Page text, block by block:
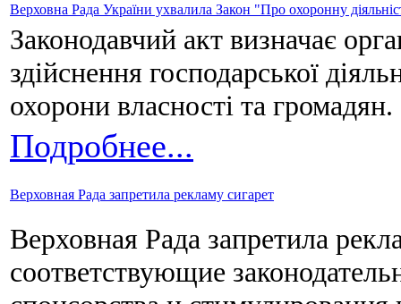
Верховна Рада України ухвалила Закон "Про охоронну
Законодавчий акт визначає
здійснення господарської
охорони власності та громадян.
Подробнее...
Верховная Рада запретила рекламу сигарет
Верховная Рада запретила
соответствующие